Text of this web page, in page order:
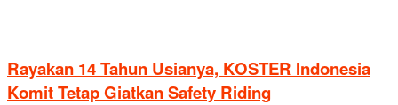
Rayakan 14 Tahun Usianya, KOSTER Indonesia
Komit Tetap Giatkan Safety Riding